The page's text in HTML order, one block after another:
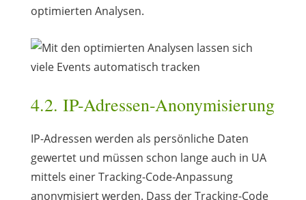
optimierten Analysen.
4.2. IP-Adressen-Anonymisierung
IP-Adressen werden als persönliche Daten
gewertet und müssen schon lange auch in UA
mittels einer Tracking-Code-Anpassung
anonymisiert werden. Dass der Tracking-Code